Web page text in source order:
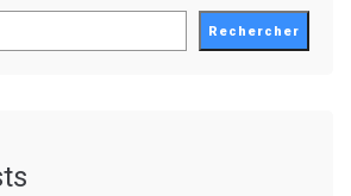
Rechercher